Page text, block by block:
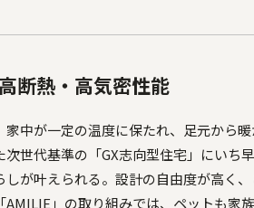
断熱・高気密性能
中が一定の温度に保たれ、足元から暖
世代基準の「GX志向型住宅」にいち
が叶えられる。設計の自由度が高く
」の取り組みでは、ペットも家